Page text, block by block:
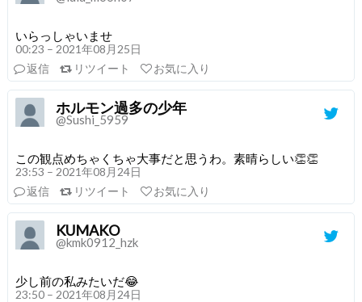
いらっしゃいませ
00:23 – 2021年08月25日
返信
リツイート お気に入り
ホルモン過多の少年
@Sushi_5959
この観点めちゃくちゃ大事だと思うわ。素晴らしい👏👏
23:53 – 2021年08月24日
返信
リツイート お気に入り
KUMAKO
@kmk0912_hzk
少し前の私みたいだ😂
23:50 – 2021年08月24日